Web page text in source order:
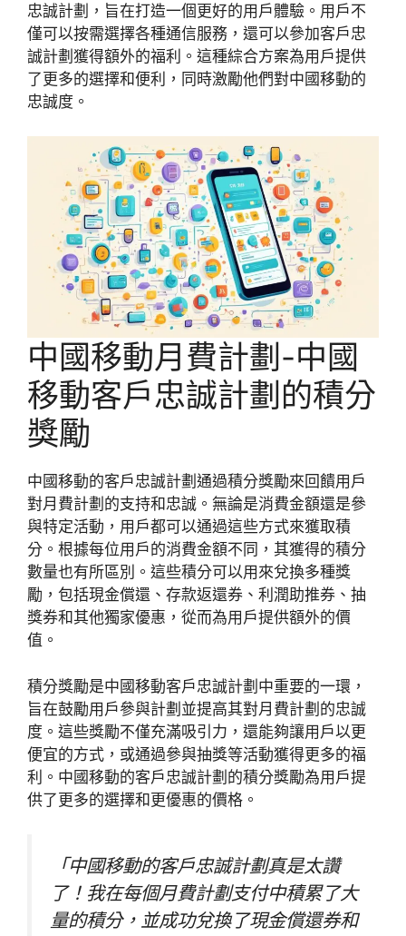
忠誠計劃，旨在打造一個更好的用戶體驗。用戶不
僅可以按需選擇各種通信服務，還可以參加客戶忠
誠計劃獲得額外的福利。這種綜合方案為用戶提供
了更多的選擇和便利，同時激勵他們對中國移動的
忠誠度。
中國移動月費計劃-中國
移動客戶忠誠計劃的積分
獎勵
中國移動的客戶忠誠計劃通過積分獎勵來回饋用戶
對月費計劃的支持和忠誠。無論是消費金額還是參
與特定活動，用戶都可以通過這些方式來獲取積
分。根據每位用戶的消費金額不同，其獲得的積分
數量也有所區別。這些積分可以用來兌換多種獎
勵，包括現金償還、存款返還券、利潤助推券、抽
獎券和其他獨家優惠，從而為用戶提供額外的價
值。
積分獎勵是中國移動客戶忠誠計劃中重要的一環，
旨在鼓勵用戶參與計劃並提高其對月費計劃的忠誠
度。這些獎勵不僅充滿吸引力，還能夠讓用戶以更
便宜的方式，或通過參與抽獎等活動獲得更多的福
利。中國移動的客戶忠誠計劃的積分獎勵為用戶提
供了更多的選擇和更優惠的價格。
「中國移動的客戶忠誠計劃真是太讚
了！我在每個月費計劃支付中積累了大
量的積分，並成功兌換了現金償還券和